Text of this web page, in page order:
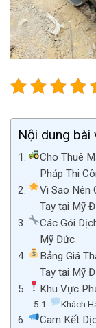
Nội dung bài
Cho Thuê
Pháp Thi
Vì Sao Nên
Tay tại Mỹ
Các Gói
Mỹ Đức
Bảng Giá
Tay tại Mỹ
Khu Vực
Khách
Cam Kết